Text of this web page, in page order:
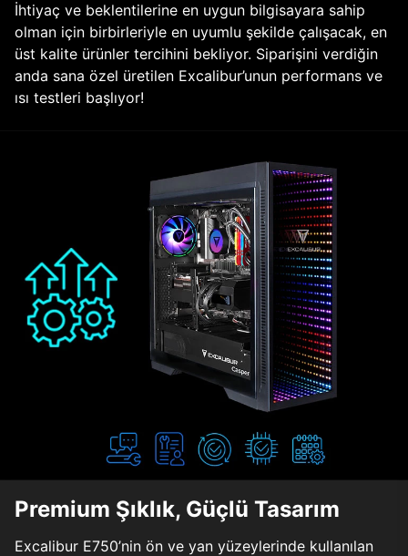
İhtiyaç ve beklentilerine en uygun bilgisayara sahip
olman için birbirleriyle en uyumlu şekilde çalışacak, en
üst kalite ürünler tercihini bekliyor. Siparişini verdiğin
anda sana özel üretilen Excalibur’unun performans ve
ısı testleri başlıyor!
Premium Şıklık, Güçlü Tasarım
Excalibur E750’nin ön ve yan yüzeylerinde kullanılan